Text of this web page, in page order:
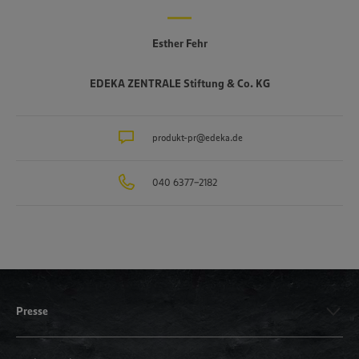
Esther Fehr
EDEKA ZENTRALE Stiftung & Co. KG
produkt-pr@edeka.de
040 6377-2182
Presse